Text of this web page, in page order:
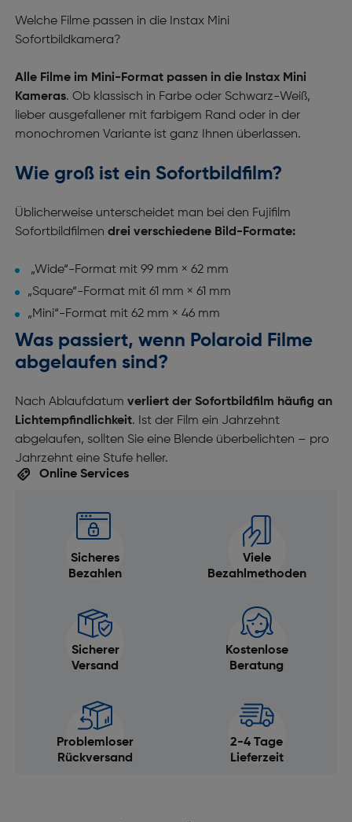
Welche Filme passen in die Instax Mini
Sofortbildkamera?
Alle Filme im Mini-Format passen in die Instax Mini
Kameras. Ob klassisch in Farbe oder Schwarz-Weiß,
lieber ausgefallener mit farbigem Rand oder in der
monochromen Variante ist ganz Ihnen überlassen.
Wie groß ist ein Sofortbildfilm?
Üblicherweise unterscheidet man bei den Fujifilm
Sofortbildfilmen drei verschiedene Bild-Formate:
„Wide“-Format mit 99 mm × 62 mm
„Square“-Format mit 61 mm × 61 mm
„Mini“-Format mit 62 mm × 46 mm
Was passiert, wenn Polaroid Filme
abgelaufen sind?
Nach Ablaufdatum verliert der Sofortbildfilm häufig an
Lichtempfindlichkeit. Ist der Film ein Jahrzehnt
abgelaufen, sollten Sie eine Blende überbelichten – pro
Jahrzehnt eine Stufe heller.
Online Services
Sicheres
Bezahlen
Viele
Bezahlmethoden
Sicherer
Versand
Kostenlose
Beratung
Problemloser
Rückversand
2-4 Tage
Lieferzeit